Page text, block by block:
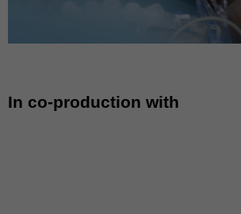
In co-production with